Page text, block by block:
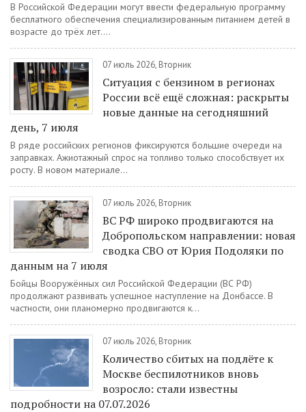
В Российской Федерации могут ввести федеральную программу
бесплатного обеспечения специализированным питанием детей в
возрасте до трёх лет....
07 июль 2026, Вторник
Ситуация с бензином в регионах
России всё ещё сложная: раскрыты
новые данные на сегодняшний
день, 7 июля
В ряде российских регионов фиксируются большие очереди на
заправках. Ажиотажный спрос на топливо только способствует их
росту. В новом материале...
07 июль 2026, Вторник
ВС РФ широко продвигаются на
Добропольском направлении: новая
сводка СВО от Юрия Подоляки по
данным на 7 июля
Бойцы Вооружённых сил Российской Федерации (ВС РФ)
продолжают развивать успешное наступление на Донбассе. В
частности, они планомерно продвигаются к...
07 июль 2026, Вторник
Количество сбитых на подлёте к
Москве беспилотников вновь
возросло: стали известны
подробности на 07.07.2026